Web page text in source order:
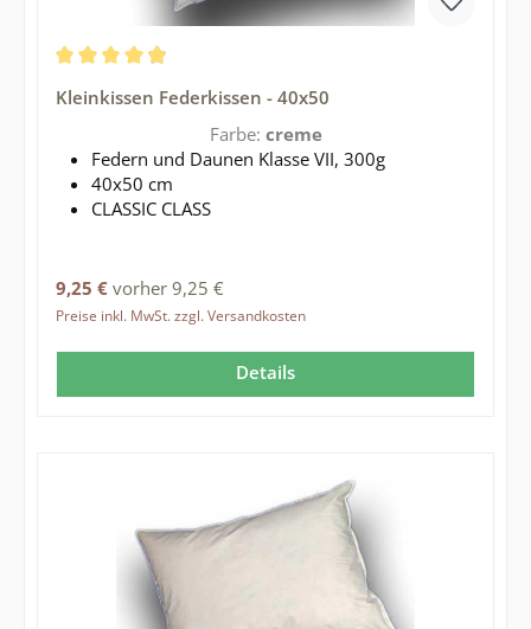
Kleinkissen Federkissen - 40x50
Farbe: creme
Federn und Daunen Klasse VII, 300g
40x50 cm
CLASSIC CLASS
Regulärer Preis:
9,25 € vorher 9,25 €
Preise inkl. MwSt. zzgl. Versandkosten
Details